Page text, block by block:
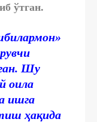
ўтган.
Шу
оила
ишга
ҳақида